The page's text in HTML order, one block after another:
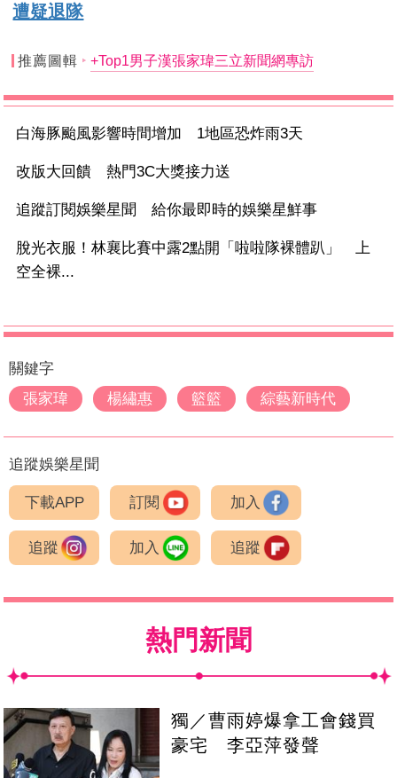
遭疑退隊
推薦圖輯 +Top1男子漢張家瑋三立新聞網專訪
白海豚颱風影響時間增加 1地區恐炸雨3天
改版大回饋 熱門3C大獎接力送
追蹤訂閱娛樂星聞 給你最即時的娛樂星鮮事
脫光衣服！林襄比賽中露2點開「啦啦隊裸體趴」 上
空全裸...
關鍵字
張家瑋
楊繡惠 籃籃 綜藝新時代
追蹤娛樂星聞
下載APP 訂閱 加入
追蹤 加入 追蹤
熱門新聞
獨／曹雨婷爆拿工會錢買
豪宅 李亞萍發聲